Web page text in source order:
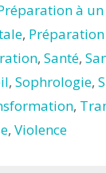
à
,
, Santé,
, Sophrologie,
,
, Violence